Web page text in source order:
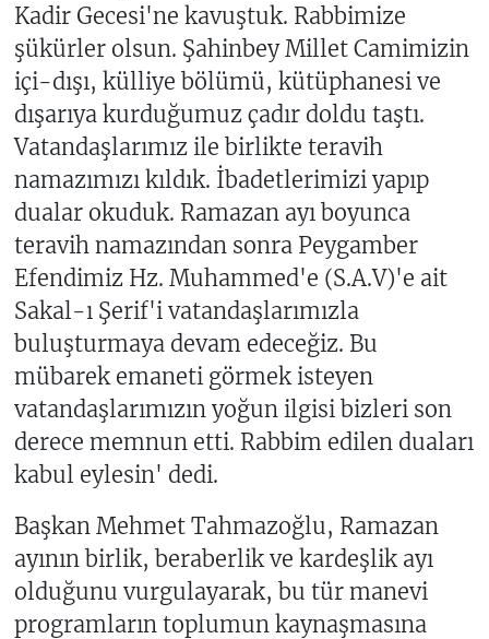
Kadir Gecesi'ne kavuştuk. Rabbimize
şükürler olsun. Şahinbey Millet Camimizin
içi-dışı, külliye bölümü, kütüphanesi ve
dışarıya kurduğumuz çadır doldu taştı.
Vatandaşlarımız ile birlikte teravih
namazımızı kıldık. İbadetlerimizi yapıp
dualar okuduk. Ramazan ayı boyunca
teravih namazından sonra Peygamber
Efendimiz Hz. Muhammed'e (S.A.V)'e ait
Sakal-ı Şerif'i vatandaşlarımızla
buluşturmaya devam edeceğiz. Bu
mübarek emaneti görmek isteyen
vatandaşlarımızın yoğun ilgisi bizleri son
derece memnun etti. Rabbim edilen duaları
kabul eylesin' dedi.
Başkan Mehmet Tahmazoğlu, Ramazan
ayının birlik, beraberlik ve kardeşlik ayı
olduğunu vurgulayarak, bu tür manevi
programların toplumun kaynaşmasına